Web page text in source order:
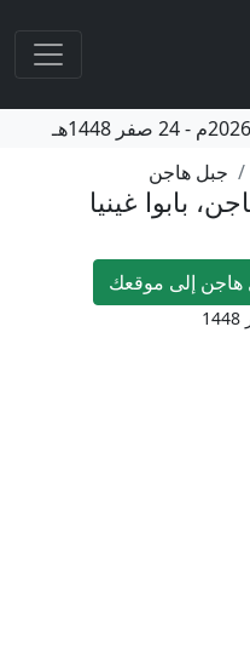
-24 صفر 1448هـ
جبل هاجن
بابوا غينيا
إلى موقعك